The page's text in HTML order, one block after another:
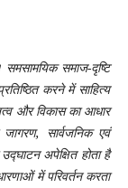
समाज-दृष्टि
करने में साहित्य
और विकास का आधार
,
सार्वजनिक एवं
अपेक्षित होता है
में परिवर्तन करता